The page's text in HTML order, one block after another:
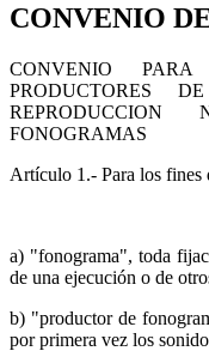
CONVENIO
CONVENIO
PRODUCTORES
FONOGRAMAS
Artículo 1.- Para los fines
a) "fonograma", toda
de una ejecución o de
b) "productor de
por primera vez los